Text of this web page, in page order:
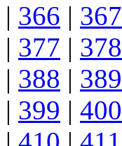
| 366 | 367
| 377 | 378
| 388 | 389
| 399 | 400